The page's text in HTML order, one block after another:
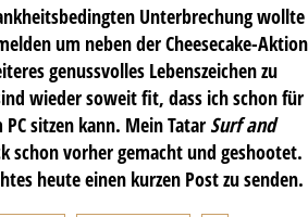
Unterbrechung wollte
um neben der Cheesecake-Aktion
genussvolles Lebenszeichen zu
wieder soweit fit, dass ich schon für
sitzen kann. Mein Tatar Surf and
schon vorher gemacht und geshootet.
heute einen kurzen Post zu senden.